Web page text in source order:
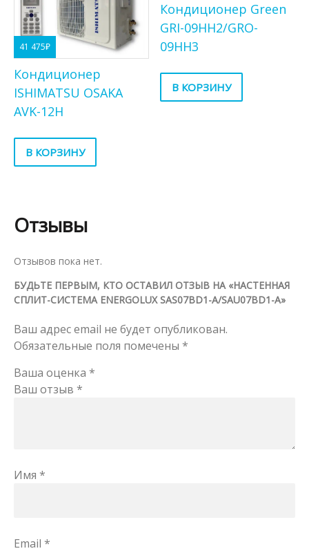
41 475₽
Кондиционер
ISHIMATSU OSAKA
AVK-12H
В КОРЗИНУ
Кондиционер Green
GRI-09HH2/GRO-
09HH3
В КОРЗИНУ
Отзывы
Отзывов пока нет.
БУДЬТЕ ПЕРВЫМ, КТО ОСТАВИЛ ОТЗЫВ НА «НАСТЕННАЯ
СПЛИТ-СИСТЕМА ENERGOLUX SAS07BD1-A/SAU07BD1-A»
Ваш адрес email не будет опубликован.
Обязательные поля помечены *
Ваша оценка *
Ваш отзыв *
Имя *
Email *